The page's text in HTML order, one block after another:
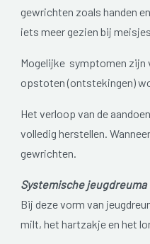
gewrichten zoals handen
iets meer gezien bij
Mogelijke symptomen zijn
opstoten (ontstekingen)
Het verloop van de
volledig herstellen.
gewrichten.
Systemische jeugdreuma
Bij deze vorm van
milt, het hartzakje en het